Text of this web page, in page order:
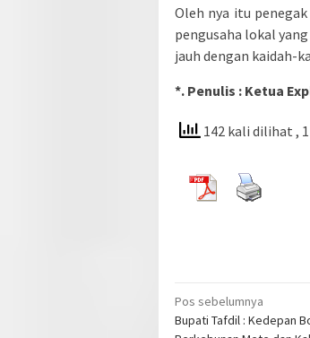
Oleh nya itu
pengusaha lokal
jauh dengan kaidah-
*. Penulis : Ketua
142 kali dilihat ,
Navigasi
pos
Pos sebelumnya
Bupati Tafdil : Kedepan